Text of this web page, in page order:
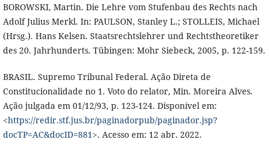
BOROWSKI, Martin. Die Lehre vom Stufenbau des Rechts nach
Adolf Julius Merkl. In: PAULSON, Stanley L.; STOLLEIS, Michael
(Hrsg.). Hans Kelsen. Staatsrechtslehrer und Rechtstheoretiker
des 20. Jahrhunderts. Tübingen: Mohr Siebeck, 2005, p. 122-159.
BRASIL. Supremo Tribunal Federal. Ação Direta de
Constitucionalidade no 1. Voto do relator, Min. Moreira Alves.
Ação julgada em 01/12/93, p. 123-124. Disponível em:
<https://redir.stf.jus.br/paginadorpub/paginador.jsp?
docTP=AC&docID=881 >. Acesso em: 12 abr. 2022.